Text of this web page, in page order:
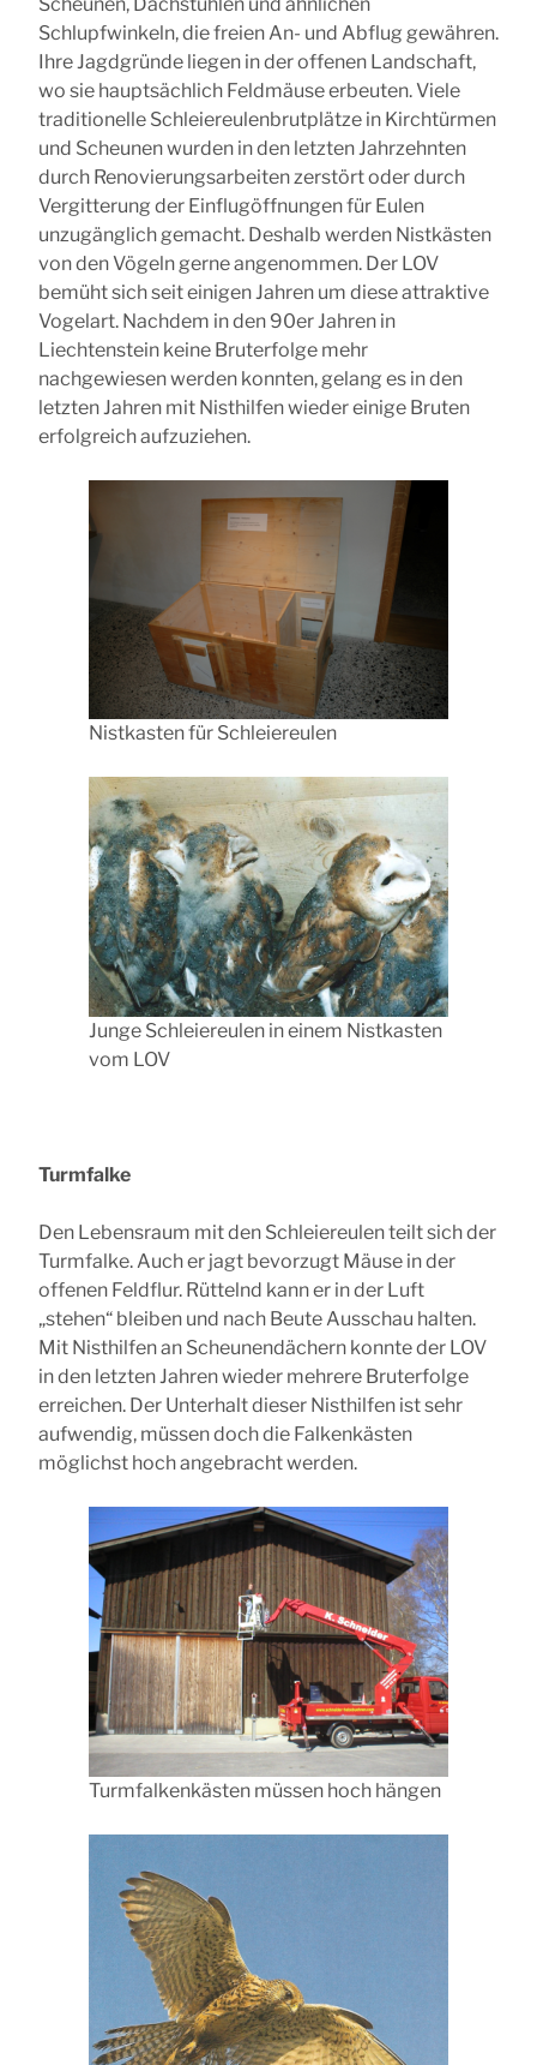
Scheunen, Dachstühlen und ähnlichen
Schlupfwinkeln, die freien An- und Abflug gewähren.
Ihre Jagdgründe liegen in der offenen Landschaft,
wo sie hauptsächlich Feldmäuse erbeuten. Viele
traditionelle Schleiereulenbrutplätze in Kirchtürmen
und Scheunen wurden in den letzten Jahrzehnten
durch Renovierungsarbeiten zerstört oder durch
Vergitterung der Einflugöffnungen für Eulen
unzugänglich gemacht. Deshalb werden Nistkästen
von den Vögeln gerne angenommen. Der LOV
bemüht sich seit einigen Jahren um diese attraktive
Vogelart. Nachdem in den 90er Jahren in
Liechtenstein keine Bruterfolge mehr
nachgewiesen werden konnten, gelang es in den
letzten Jahren mit Nisthilfen wieder einige Bruten
erfolgreich aufzuziehen.
Nistkasten für Schleiereulen
Junge Schleiereulen in einem Nistkasten
vom LOV
Turmfalke
Den Lebensraum mit den Schleiereulen teilt sich der
Turmfalke. Auch er jagt bevorzugt Mäuse in der
offenen Feldflur. Rüttelnd kann er in der Luft
„stehen“ bleiben und nach Beute Ausschau halten.
Mit Nisthilfen an Scheunendächern konnte der LOV
in den letzten Jahren wieder mehrere Bruterfolge
erreichen. Der Unterhalt dieser Nisthilfen ist sehr
aufwendig, müssen doch die Falkenkästen
möglichst hoch angebracht werden.
Turmfalkenkästen müssen hoch hängen